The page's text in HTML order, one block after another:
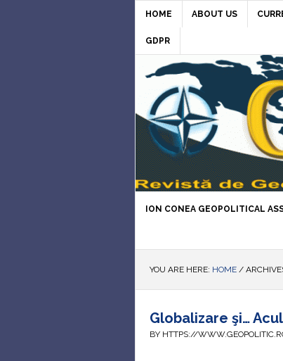
HOME ABOUT US
GDPR
ION CONEA GEOPOLITICAL
YOU ARE HERE: HOME /
Globalizare şi…
BY HTTPS://